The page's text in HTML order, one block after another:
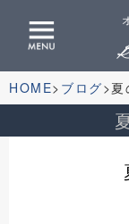
HOME ブログ 夏